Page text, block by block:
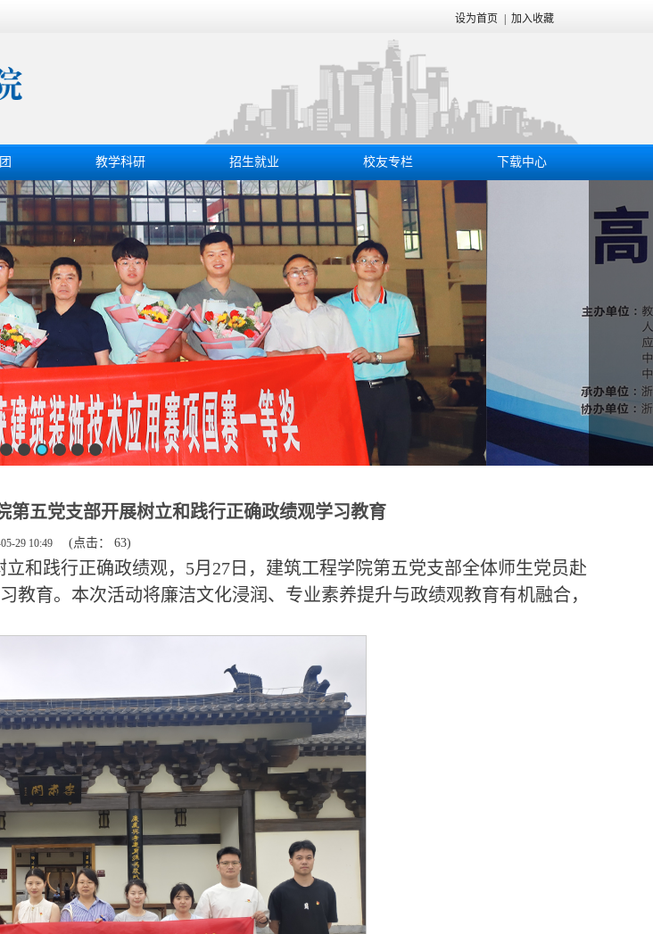
设为首页 加入收藏
教学科研 招生就业 校友专栏 下载中心
五党支部开展树立和践行正确政绩观学习教育
29 10:49 (点击： 63)
和践行正确政绩观，5月27日，建筑工程学院第五党支部全体师生党员赴
育。本次活动将廉洁文化浸润、专业素养提升与政绩观教育有机融合，